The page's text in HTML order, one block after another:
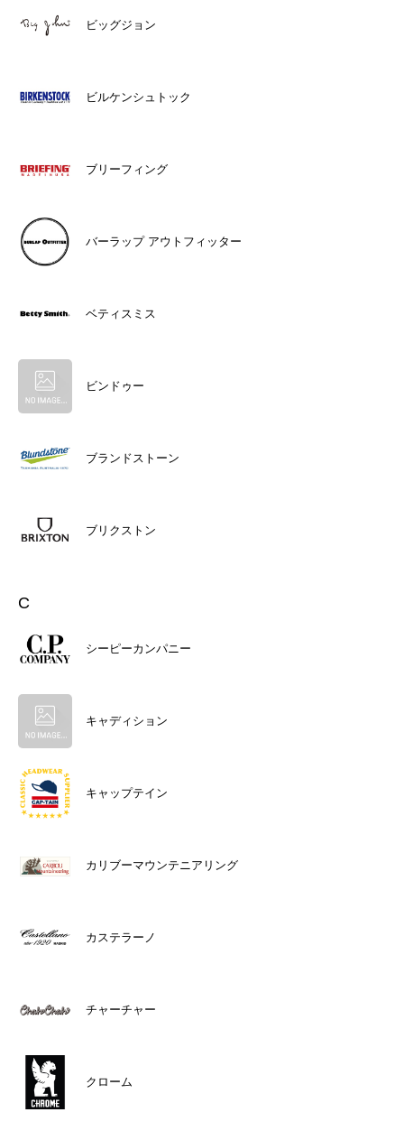
ビッグジョン
ビルケンシュトック
ブリーフィング
バーラップ アウトフィッター
ベティスミス
ビンドゥー
ブランドストーン
ブリクストン
C
シーピーカンパニー
キャディション
キャップテイン
カリブーマウンテニアリング
カステラーノ
チャーチャー
クローム